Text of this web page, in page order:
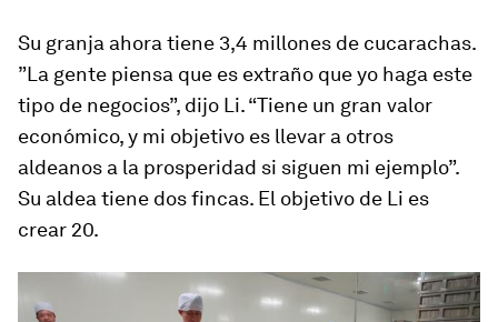
Su granja ahora tiene 3,4 millones de cucarachas.
”La gente piensa que es extraño que yo haga este
tipo de negocios”, dijo Li. “Tiene un gran valor
económico, y mi objetivo es llevar a otros
aldeanos a la prosperidad si siguen mi ejemplo”.
Su aldea tiene dos fincas. El objetivo de Li es
crear 20.